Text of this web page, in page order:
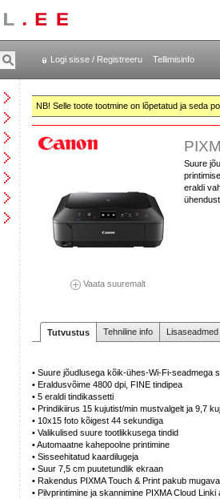
Logi sisse / Registreeru Tellimisinfo
NB! Selle toote tootmine on lõpetatud ja seda
Vaata suuremalt
Suure
eraldi
Tutvustus Tehniline info
• Suure jõudlusega kõik-ühes-Wi-Fi-seadmega
• Eraldusvõime 4800 dpi, FINE tindipea
• 5 eraldi tindikassetti
• Prindikiirus 15 kujutist/min mustvalgelt ja 9,7
• 10x15 foto kõigest 44 sekundiga
• Valikulised suure tootlikkusega tindid
• Automaatne kahepoolne printimine
• Sisseehitatud kaardilugeja
• Suur 7,5 cm puutetundlik ekraan
• Rakendus PIXMA Touch & Print pakub
• Pilvprintimine ja skannimine PIXMA Cloud Linki